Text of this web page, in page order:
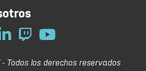
Todos los derechos reservados